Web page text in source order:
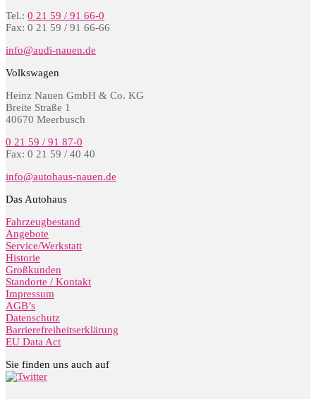
Tel.: 0 21 59 / 91 66-0
Fax: 0 21 59 / 91 66-66
info@audi-nauen.de
Volkswagen
Heinz Nauen GmbH & Co. KG
Breite Straße 1
40670 Meerbusch
0 21 59 / 91 87-0
Fax: 0 21 59 / 40 40
info@autohaus-nauen.de
Das Autohaus
Fahrzeugbestand
Angebote
Service/Werkstatt
Historie
Großkunden
Standorte / Kontakt
Impressum
AGB’s
Datenschutz
Barrierefreiheitserklärung
EU Data Act
Sie finden uns auch auf